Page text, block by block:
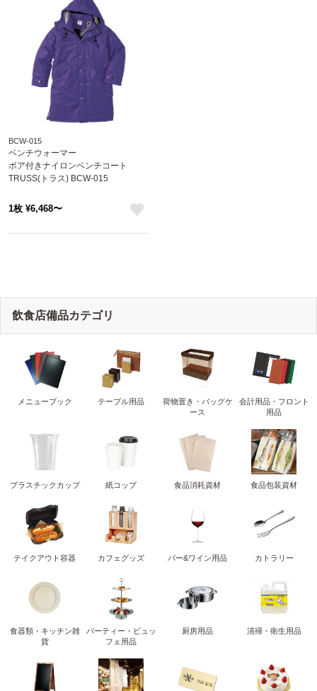
BCW-015
ベンチウォーマー
ボア付きナイロンベンチコート
TRUSS(トラス) BCW-015
1枚 ¥6,468〜
飲食店備品カテゴリ
メニューブック テーブル用品
荷物置き・バッグケ
ース
会計用品・フロント
用品
プラスチックカップ 紙コップ 食品消耗資材 食品包装資材
テイクアウト容器 カフェグッズ バー&ワイン用品 カトラリー
食器類・キッチン雑
貨
パーティー・ビュッ
フェ用品
厨房用品 清掃・衛生用品